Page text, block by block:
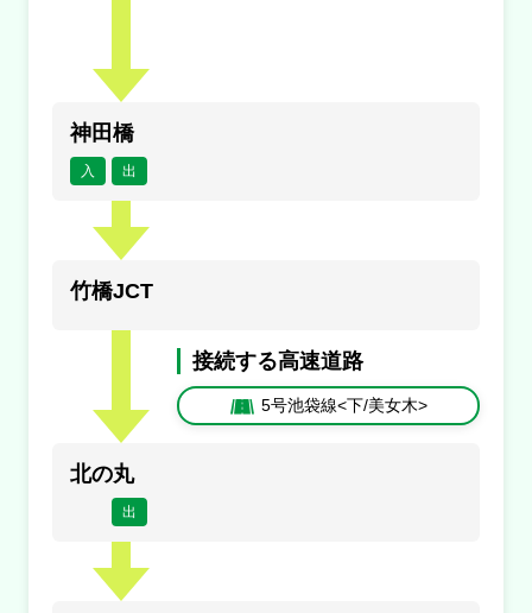
１車線規制
工事
規制
内容
１車線規制
霞が関トンネル入口付近→三宅坂ＪＣＴ付近
満車
空車
未提供・不明
神田橋
入 出
竹橋JCT
接続する高速道路
5号池袋線<下/美女木>
北の丸
出